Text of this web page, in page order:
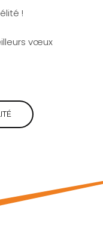
!
vœux